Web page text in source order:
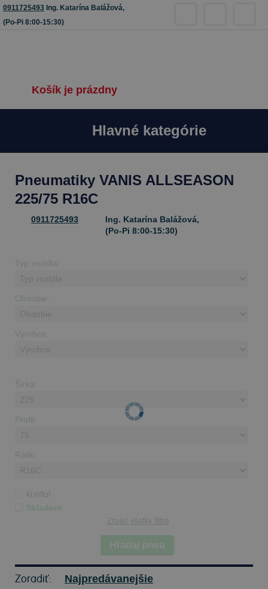
0911725493 Ing. Katarína Balážová,
(Po-Pi 8:00-15:30)
Košík je prázdny
Hlavné kategórie
Pneumatiky VANIS ALLSEASON
225/75 R16C
0911725493
Ing. Katarína Balážová,
(Po-Pi 8:00-15:30)
Typ vozidla:
Obdobie:
Výrobca:
Šírka:
Profil:
Ráfik:
Runflat
Skladom
Zrušiť všetky filtre
Hľadaj pneu
Zoradiť: Najpredávanejšie